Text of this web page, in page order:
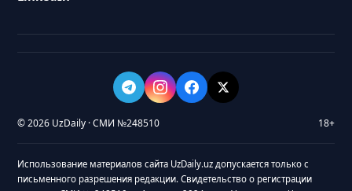
© 2026 UzDaily · СМИ №248510 18+
Использование материалов сайта UzDaily.uz допускается только с
письменного разрешения редакции. Свидетельство о регистрации